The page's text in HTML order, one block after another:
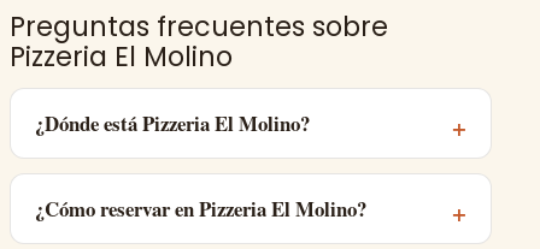
Preguntas frecuentes sobre
Pizzeria El Molino
¿Dónde está Pizzeria El Molino?
¿Cómo reservar en Pizzeria El Molino?